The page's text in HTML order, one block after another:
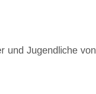
und Jugendliche von